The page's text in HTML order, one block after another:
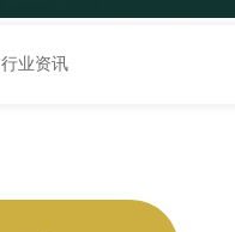
行业资讯